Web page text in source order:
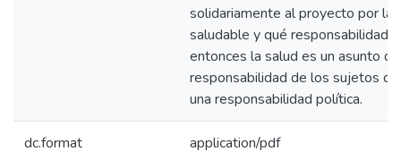
solidariamente al proyecto por la
saludable y qué responsabilidad
entonces la salud es un asunto
responsabilidad de los sujetos
una responsabilidad política.
dc.format application/pdf